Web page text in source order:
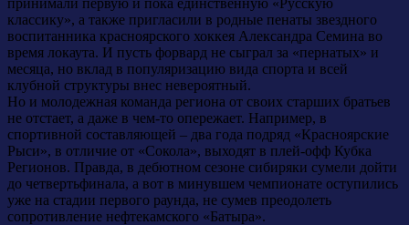
классику», а также пригласили в родные пенаты звездного
воспитанника красноярского хоккея Александра Семина во
время локаута. И пусть форвард не сыграл за «пернатых» и
месяца, но вклад в популяризацию вида спорта и всей
клубной структуры внес невероятный.
Но и молодежная команда региона от своих старших братьев
не отстает, а даже в чем-то опережает. Например, в
спортивной составляющей – два года подряд «Красноярские
Рыси», в отличие от «Сокола», выходят в плей-офф Кубка
Регионов. Правда, в дебютном сезоне сибиряки сумели дойти
до четвертьфинала, а вот в минувшем чемпионате оступились
уже на стадии первого раунда, не сумев преодолеть
сопротивление нефтекамского «Батыра».